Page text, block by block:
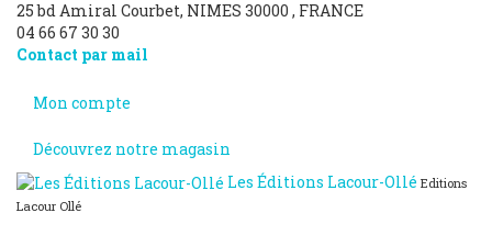
25 bd Amiral Courbet, NIMES 30000 , FRANCE
04 66 67 30 30
Contact par mail
Mon compte
Découvrez notre magasin
Les Éditions Lacour-Ollé Editions
Lacour Ollé